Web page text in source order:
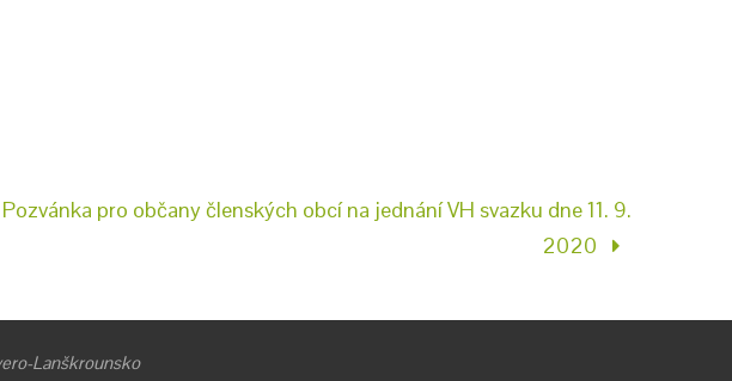
Pozvánka pro občany členských obcí na jednání VH svazku dne 11. 9.
2020
Lanškrounsko